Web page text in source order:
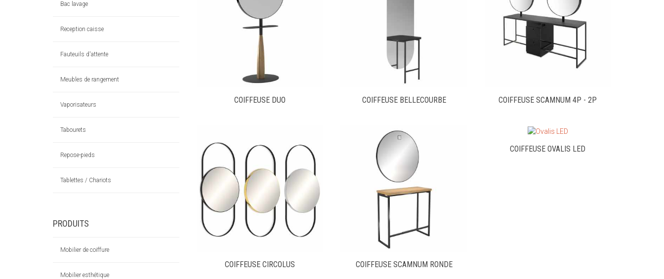
Bac lavage
Reception caisse
Fauteuils d'attente
Meubles de rangement
Vaporisateurs
Tabourets
Repose-pieds
Tablettes / Chariots
PRODUITS
Mobilier de coiffure
Mobilier esthétique
COIFFEUSE DUO COIFFEUSE BELLECOURBE COIFFEUSE SCAMNUM 4P - 2P
COIFFEUSE CIRCOLUS COIFFEUSE SCAMNUM RONDE
COIFFEUSE OVALIS LED